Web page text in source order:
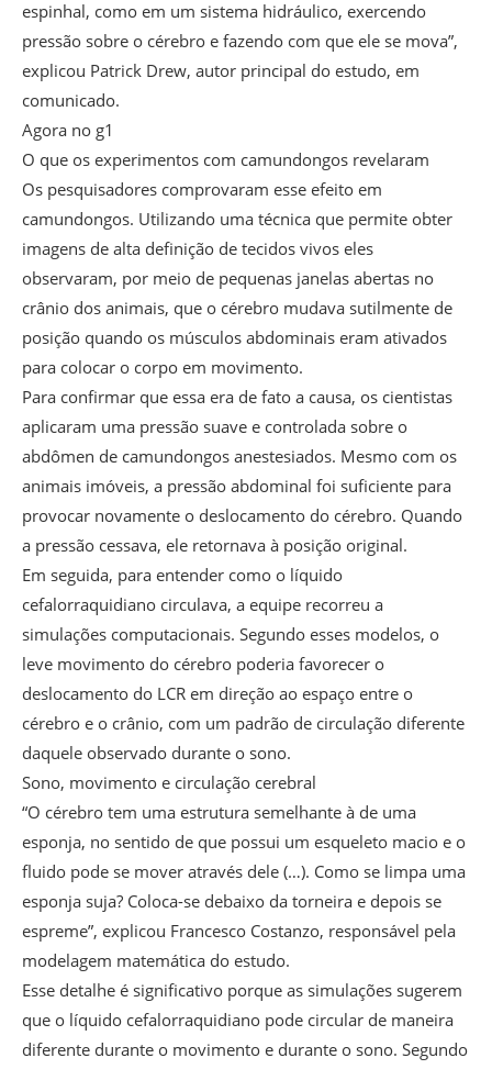
espinhal, como em um sistema hidráulico, exercendo
pressão sobre o cérebro e fazendo com que ele se mova”,
explicou Patrick Drew, autor principal do estudo, em
comunicado.
Agora no g1
O que os experimentos com camundongos revelaram
Os pesquisadores comprovaram esse efeito em
camundongos. Utilizando uma técnica que permite obter
imagens de alta definição de tecidos vivos eles
observaram, por meio de pequenas janelas abertas no
crânio dos animais, que o cérebro mudava sutilmente de
posição quando os músculos abdominais eram ativados
para colocar o corpo em movimento.
Para confirmar que essa era de fato a causa, os cientistas
aplicaram uma pressão suave e controlada sobre o
abdômen de camundongos anestesiados. Mesmo com os
animais imóveis, a pressão abdominal foi suficiente para
provocar novamente o deslocamento do cérebro. Quando
a pressão cessava, ele retornava à posição original.
Em seguida, para entender como o líquido
cefalorraquidiano circulava, a equipe recorreu a
simulações computacionais. Segundo esses modelos, o
leve movimento do cérebro poderia favorecer o
deslocamento do LCR em direção ao espaço entre o
cérebro e o crânio, com um padrão de circulação diferente
daquele observado durante o sono.
Sono, movimento e circulação cerebral
“O cérebro tem uma estrutura semelhante à de uma
esponja, no sentido de que possui um esqueleto macio e o
fluido pode se mover através dele (…). Como se limpa uma
esponja suja? Coloca-se debaixo da torneira e depois se
espreme”, explicou Francesco Costanzo, responsável pela
modelagem matemática do estudo.
Esse detalhe é significativo porque as simulações sugerem
que o líquido cefalorraquidiano pode circular de maneira
diferente durante o movimento e durante o sono. Segundo